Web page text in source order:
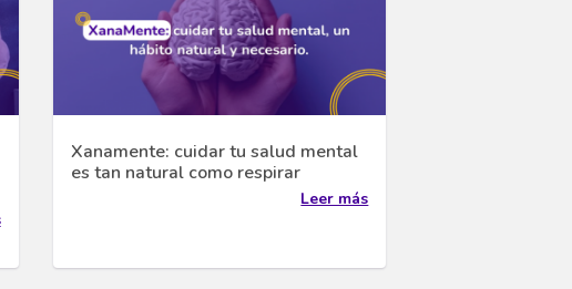
Xanamente: cuidar tu salud mental
es tan natural como respirar
Leer más